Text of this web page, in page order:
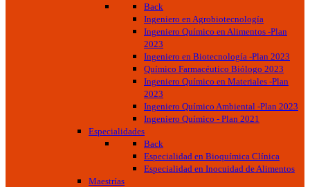
Back
Ingeniero en Agrobiotecnología
Ingeniero Químico en Alimentos -Plan
2023
Ingeniero en Biotecnología -Plan 2023
Químico Farmacéutico Biólogo 2023
Ingeniero Químico en Materiales -Plan
2023
Ingeniero Químico Ambiental -Plan 2023
Ingeniero Químico - Plan 2021
Especialidades
Back
Especialidad en Bioquímica Clínica
Especialidad en Inocuidad de Alimentos
Maestrías